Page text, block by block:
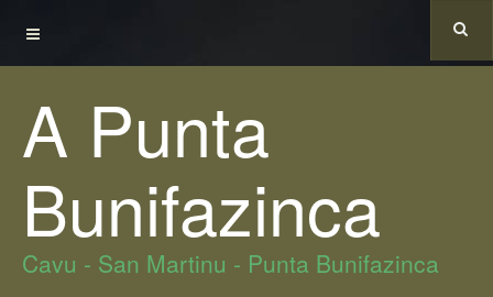
A Punta
Bunifazinca
Cavu - San Martinu - Punta Bunifazinca